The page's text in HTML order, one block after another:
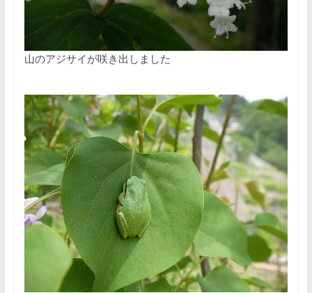
山のアジサイが咲き出しました